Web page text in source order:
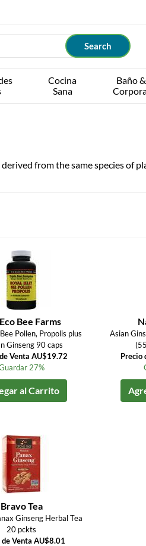
Cocina
Sana
Baño &
from the same species of
Bee Farms
Pollen, Propolis plus
Ginseng 90 caps
Venta AU$19.72
27%
al Carrito
Asian
Precio
Bravo Tea
Ginseng Herbal Tea
20 pckts
de Venta AU$8.01